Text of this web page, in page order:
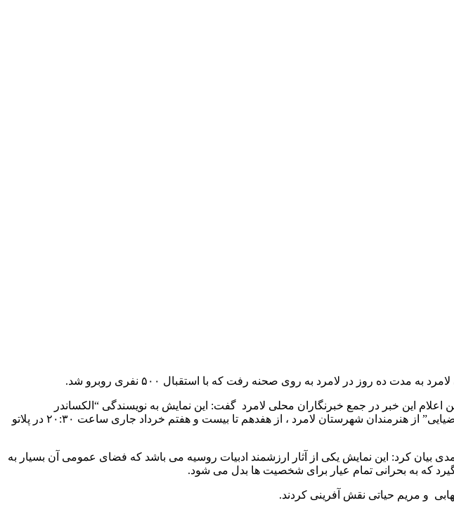
روز در لامرد به روی صحنه رفت که با استقبال ۵۰۰ نفری روبرو شد.
این خبر در جمع خبرنگاران محلی لامرد گفت: این نمایش به نویسندگی “الکساندر
وامپیلوف” از نمایشنامه نویسان بزرگ روس، به کارگردانی “جعفر محسنی ” با تهیه کنندگی و ترجمه “حبیب ضیایی” از هنرمندان شهرستان لامرد ، از هفدهم تا بیست و هفتم خرداد جاری ساعت ۲۰:۳۰ در پلاتو
بیان کرد: این نمایش یکی از آثار ارزشمند ادبیات روسیه می باشد که فضای عمومی آن بسیار به
که به بحرانی تمام عیار برای شخصیت ها بدل می شود.
و مریم حیاتی نقش آفرینی کردند.